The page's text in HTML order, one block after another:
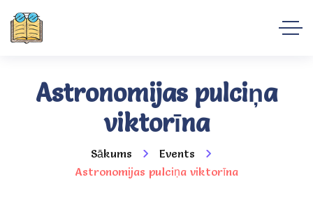
Astronomijas pulciņa
viktorīna
Sākums
Events
Astronomijas pulciņa viktorīna